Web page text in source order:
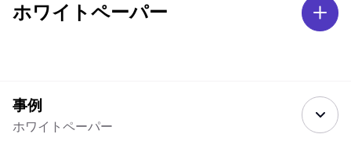
ホワイトペーパー
事例
ホワイトペーパー